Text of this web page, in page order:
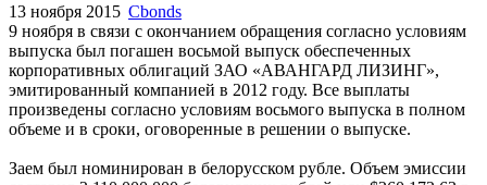
13 ноября 2015 Cbonds
9 ноября в связи с окончанием обращения согласно условиям
выпуска был погашен восьмой выпуск обеспеченных
корпоративных облигаций ЗАО «АВАНГАРД ЛИЗИНГ»,
эмитированный компанией в 2012 году. Все выплаты
произведены согласно условиям восьмого выпуска в полном
объеме и в сроки, оговоренные в решении о выпуске.
Заем был номинирован в белорусском рубле. Объем эмиссии